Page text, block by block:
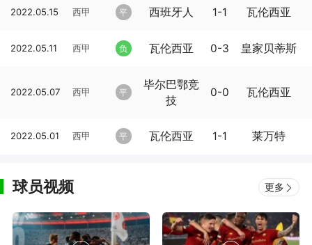
2022.05.15 西甲 平 西班牙人 1-1 瓦伦西亚
2022.05.11 西甲 负 瓦伦西亚 0-3 皇家贝蒂斯
2022.05.07 西甲 平
毕尔巴鄂竞
技
0-0 瓦伦西亚
2022.05.01 西甲 平 瓦伦西亚 1-1 莱万特
球员视频 更多